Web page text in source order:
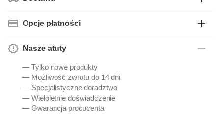
Opcje płatności
Nasze atuty
— Tylko nowe produkty
— Możliwość zwrotu do 14 dni
— Specjalistyczne doradztwo
— Wieloletnie doświadczenie
— Gwarancja producenta